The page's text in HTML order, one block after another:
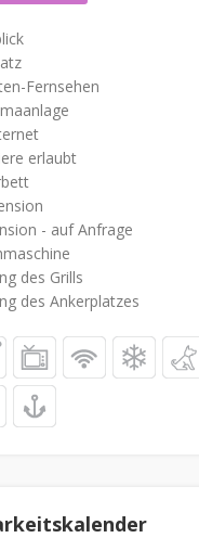
Fernsehen
erlaubt
Vollpension - auf Anfrage
des Grills
des Ankerplatzes